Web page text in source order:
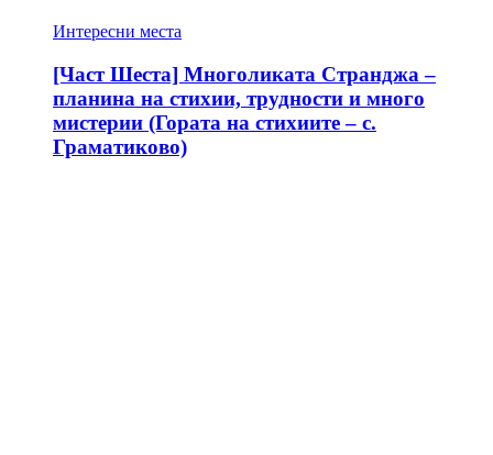
Интересни места
[Част Шеста] Многоликата Странджа –
планина на стихии, трудности и много
мистерии (Гората на стихиите – с.
Граматиково)